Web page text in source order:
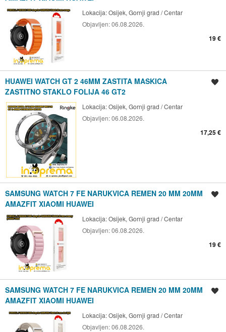
Lokacija:Osijek, Gornji grad / Centar
Objavljen:06.08.2026.
19 €
HUAWEI WATCH GT 2 46MM ZASTITA MASKICA
ZASTITNO STAKLO FOLIJA 46 GT2
Lokacija:Osijek, Gornji grad / Centar
Objavljen:06.08.2026.
17,25 €
SAMSUNG WATCH 7 FE NARUKVICA REMEN 20 MM 20MM
AMAZFIT XIAOMI HUAWEI
Lokacija:Osijek, Gornji grad / Centar
Objavljen:06.08.2026.
19 €
SAMSUNG WATCH 7 FE NARUKVICA REMEN 20 MM 20MM
AMAZFIT XIAOMI HUAWEI
Lokacija:Osijek, Gornji grad / Centar
Objavljen:06.08.2026.